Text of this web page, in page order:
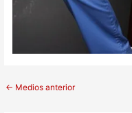
← Medios anterior